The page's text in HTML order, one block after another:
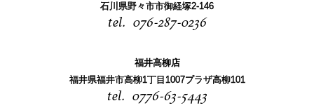
石川県野々市市御経塚2-146
076-287-0236
福井高柳店
福井県福井市高柳1丁目1007プラザ高柳101
0776-63-5443